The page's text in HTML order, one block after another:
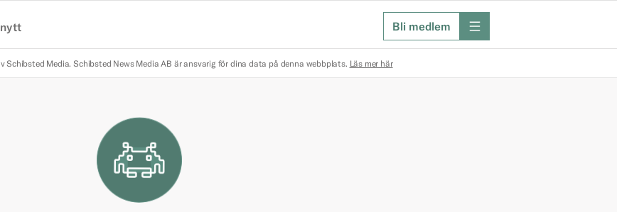
Bli medlem meny
Schibsted Media. Schibsted News Media AB är ansvarig för dina data på denna webbplats. Läs mer här